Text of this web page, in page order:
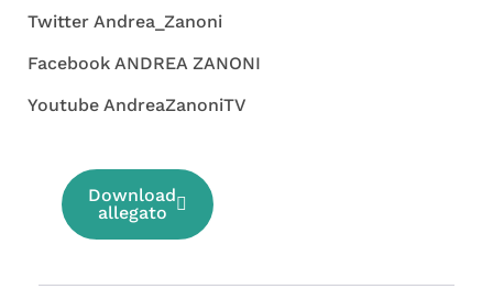
Twitter Andrea_Zanoni
Facebook ANDREA ZANONI
Youtube AndreaZanoniTV
Download
allegato